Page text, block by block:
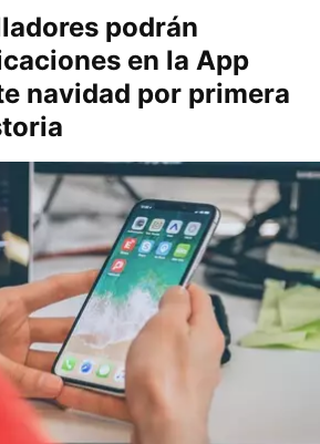
podrán
en la App
navidad por primera